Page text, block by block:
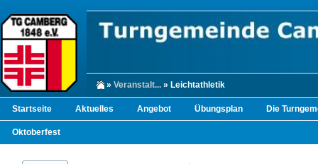
» Veranstalt... » Leichtathletik
Startseite Aktuelles Angebot Übungsplan Die
Oktoberfest